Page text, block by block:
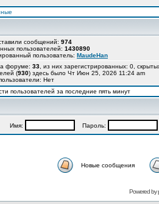
сообщений: 974
пользователей: 1430890
пользователь: MaudeHan
форуме: 33 , из них зарегистрированных: 0,
(930) здесь было Чт Июн 25, 2026 11:24 am
Нет
пользователей за последние пять минут
Имя: Пароль:
Новые сообщения
Powered by